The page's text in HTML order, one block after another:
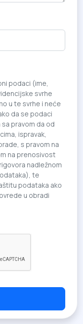
podaci (ime,
svrhe
u te svrhe i neće
da se podaci
pravom da od
ispravak,
s pravom na
na prenosivost
nadležnom
te
podataka ako
u obradi